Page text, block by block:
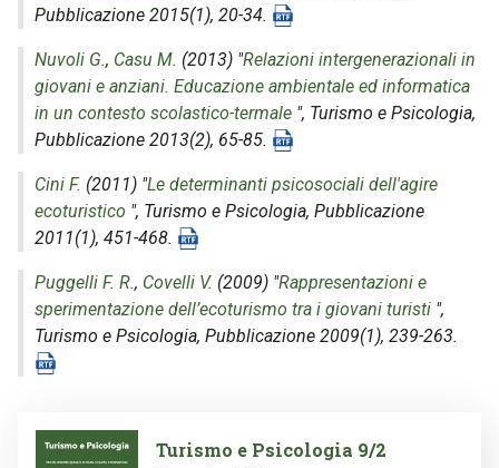
Pubblicazione 2015(1), 20-34.
Nuvoli G., Casu M. (2013) "Relazioni intergenerazionali in
giovani e anziani. Educazione ambientale ed informatica
in un contesto scolastico-termale ", Turismo e Psicologia,
Pubblicazione 2013(2), 65-85.
Cini F. (2011) "Le determinanti psicosociali dell'agire
ecoturistico ", Turismo e Psicologia, Pubblicazione
2011(1), 451-468.
Puggelli F. R., Covelli V. (2009) "Rappresentazioni e
sperimentazione dell’ecoturismo tra i giovani turisti ",
Turismo e Psicologia, Pubblicazione 2009(1), 239-263.
Image
Turismo e Psicologia 9/2